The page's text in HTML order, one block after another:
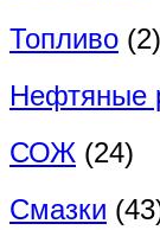
Топливо (2)
Нефтяные
СОЖ (24)
Смазки